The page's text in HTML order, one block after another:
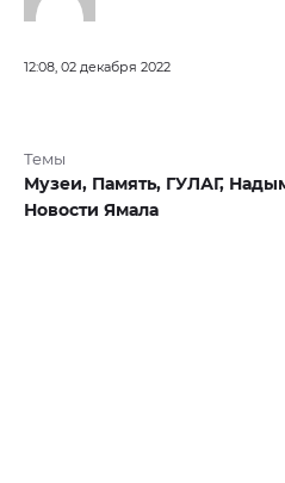
12:08, 02 декабря 2022
Темы
Музеи, Память, ГУЛАГ,
Новости Ямала